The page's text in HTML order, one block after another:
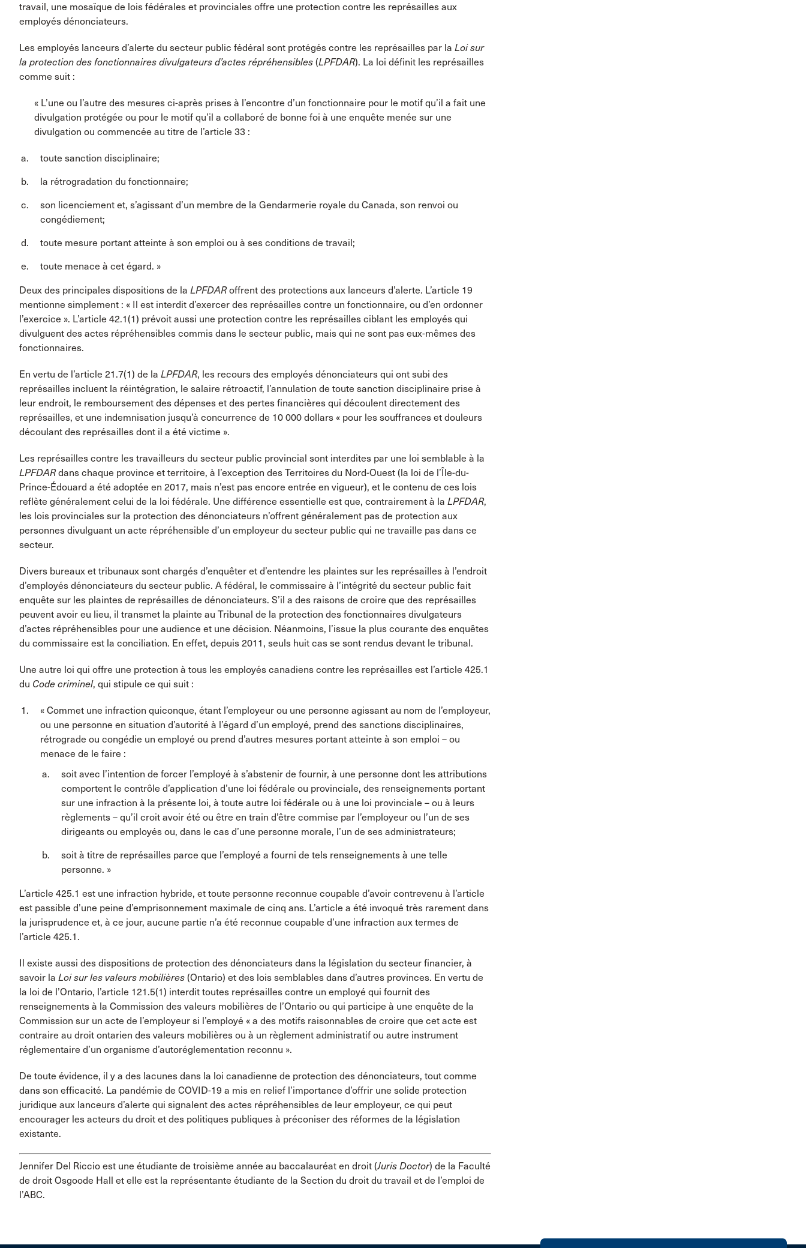
travail, une mosaïque de lois fédérales et provinciales offre une protection contre les représailles aux
employés dénonciateurs.
Les employés lanceurs d’alerte du secteur public fédéral sont protégés contre les représailles par la Loi sur
la protection des fonctionnaires divulgateurs d’actes répréhensibles (LPFDAR). La loi définit les représailles
comme suit :
« L’une ou l’autre des mesures ci-après prises à l’encontre d’un fonctionnaire pour le motif qu’il a fait une
divulgation protégée ou pour le motif qu’il a collaboré de bonne foi à une enquête menée sur une
divulgation ou commencée au titre de l’article 33 :
toute sanction disciplinaire;
la rétrogradation du fonctionnaire;
son licenciement et, s’agissant d’un membre de la Gendarmerie royale du Canada, son renvoi ou
congédiement;
toute mesure portant atteinte à son emploi ou à ses conditions de travail;
toute menace à cet égard. »
Deux des principales dispositions de la LPFDARoffrent des protections aux lanceurs d’alerte. L’article 19
mentionne simplement : « Il est interdit d’exercer des représailles contre un fonctionnaire, ou d’en ordonner
l’exercice ». L’article 42.1(1) prévoit aussi une protection contre les représailles ciblant les employés qui
divulguent des actes répréhensibles commis dans le secteur public, mais qui ne sont pas eux-mêmes des
fonctionnaires.
En vertu de l’article 21.7(1) de la LPFDAR, les recours des employés dénonciateurs qui ont subi des
représailles incluent la réintégration, le salaire rétroactif, l’annulation de toute sanction disciplinaire prise à
leur endroit, le remboursement des dépenses et des pertes financières qui découlent directement des
représailles, et une indemnisation jusqu’à concurrence de 10 000 dollars « pour les souffrances et douleurs
découlant des représailles dont il a été victime ».
Les représailles contre les travailleurs du secteur public provincial sont interdites par une loi semblable à la
LPFDARdans chaque province et territoire, à l’exception des Territoires du Nord-Ouest (la loi de l’Île-du-
Prince-Édouard a été adoptée en 2017, mais n’est pas encore entrée en vigueur), et le contenu de ces lois
reflète généralement celui de la loi fédérale. Une différence essentielle est que, contrairement à la LPFDAR,
les lois provinciales sur la protection des dénonciateurs n’offrent généralement pas de protection aux
personnes divulguant un acte répréhensible d’un employeur du secteur public qui ne travaille pas dans ce
secteur.
Divers bureaux et tribunaux sont chargés d’enquêter et d’entendre les plaintes sur les représailles à l’endroit
d’employés dénonciateurs du secteur public. A fédéral, le commissaire à l’intégrité du secteur public fait
enquête sur les plaintes de représailles de dénonciateurs. S’il a des raisons de croire que des représailles
peuvent avoir eu lieu, il transmet la plainte au Tribunal de la protection des fonctionnaires divulgateurs
d’actes répréhensibles pour une audience et une décision. Néanmoins, l’issue la plus courante des enquêtes
du commissaire est la conciliation. En effet, depuis 2011, seuls huit cas se sont rendus devant le tribunal.
Une autre loi qui offre une protection à tous les employés canadiens contre les représailles est l’article 425.1
du Code criminel, qui stipule ce qui suit :
« Commet une infraction quiconque, étant l’employeur ou une personne agissant au nom de l’employeur,
ou une personne en situation d’autorité à l’égard d’un employé, prend des sanctions disciplinaires,
rétrograde ou congédie un employé ou prend d’autres mesures portant atteinte à son emploi – ou
menace de le faire :
soit avec l’intention de forcer l’employé à s’abstenir de fournir, à une personne dont les attributions
comportent le contrôle d’application d’une loi fédérale ou provinciale, des renseignements portant
sur une infraction à la présente loi, à toute autre loi fédérale ou à une loi provinciale – ou à leurs
règlements – qu’il croit avoir été ou être en train d’être commise par l’employeur ou l’un de ses
dirigeants ou employés ou, dans le cas d’une personne morale, l’un de ses administrateurs;
soit à titre de représailles parce que l’employé a fourni de tels renseignements à une telle
personne. »
L’article 425.1 est une infraction hybride, et toute personne reconnue coupable d’avoir contrevenu à l’article
est passible d’une peine d’emprisonnement maximale de cinq ans. L’article a été invoqué très rarement dans
la jurisprudence et, à ce jour, aucune partie n’a été reconnue coupable d’une infraction aux termes de
l’article 425.1.
Il existe aussi des dispositions de protection des dénonciateurs dans la législation du secteur financier, à
savoir la Loi sur les valeurs mobilières (Ontario) et des lois semblables dans d’autres provinces. En vertu de
la loi de l’Ontario, l’article 121.5(1) interdit toutes représailles contre un employé qui fournit des
renseignements à la Commission des valeurs mobilières de l’Ontario ou qui participe à une enquête de la
Commission sur un acte de l’employeur si l’employé « a des motifs raisonnables de croire que cet acte est
contraire au droit ontarien des valeurs mobilières ou à un règlement administratif ou autre instrument
réglementaire d’un organisme d’autoréglementation reconnu ».
De toute évidence, il y a des lacunes dans la loi canadienne de protection des dénonciateurs, tout comme
dans son efficacité. La pandémie de COVID-19 a mis en relief l’importance d’offrir une solide protection
juridique aux lanceurs d’alerte qui signalent des actes répréhensibles de leur employeur, ce qui peut
encourager les acteurs du droit et des politiques publiques à préconiser des réformes de la législation
existante.
Jennifer Del Riccio est une étudiante de troisième année au baccalauréat en droit (Juris Doctor) de la Faculté
de droit Osgoode Hall et elle est la représentante étudiante de la Section du droit du travail et de l’emploi de
l’ABC.